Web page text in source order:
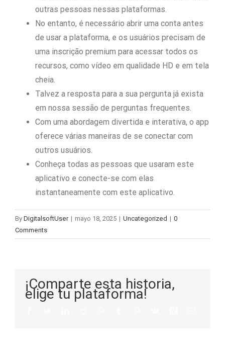
outras pessoas nessas plataformas.
No entanto, é necessário abrir uma conta antes
de usar a plataforma, e os usuários precisam de
uma inscrição premium para acessar todos os
recursos, como vídeo em qualidade HD e em tela
cheia.
Talvez a resposta para a sua pergunta já exista
em nossa sessão de perguntas frequentes.
Com uma abordagem divertida e interativa, o app
oferece várias maneiras de se conectar com
outros usuários.
Conheça todas as pessoas que usaram este
aplicativo e conecte-se com elas
instantaneamente com este aplicativo.
By DigitalsoftUser | mayo 18, 2025 | Uncategorized | 0
Comments
¡Comparte esta historia,
elige tu plataforma!